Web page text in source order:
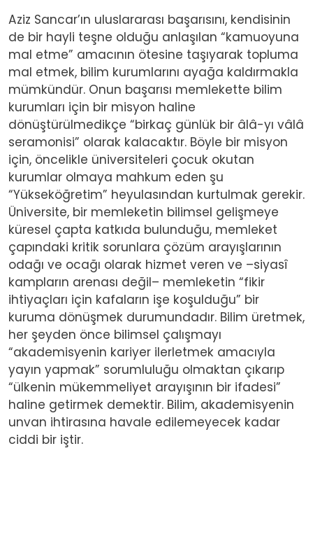
Aziz Sancar’ın uluslararası başarısını, kendisinin
de bir hayli teşne olduğu anlaşılan “kamuoyuna
mal etme” amacının ötesine taşıyarak topluma
mal etmek, bilim kurumlarını ayağa kaldırmakla
mümkündür. Onun başarısı memlekette bilim
kurumları için bir misyon haline
dönüştürülmedikçe “birkaç günlük bir âlâ-yı vâlâ
seramonisi” olarak kalacaktır. Böyle bir misyon
için, öncelikle üniversiteleri çocuk okutan
kurumlar olmaya mahkum eden şu
“Yükseköğretim” heyulasından kurtulmak gerekir.
Üniversite, bir memleketin bilimsel gelişmeye
küresel çapta katkıda bulunduğu, memleket
çapındaki kritik sorunlara çözüm arayışlarının
odağı ve ocağı olarak hizmet veren ve –siyasî
kampların arenası değil– memleketin “fikir
ihtiyaçları için kafaların işe koşulduğu” bir
kuruma dönüşmek durumundadır. Bilim üretmek,
her şeyden önce bilimsel çalışmayı
“akademisyenin kariyer ilerletmek amacıyla
yayın yapmak” sorumluluğu olmaktan çıkarıp
“ülkenin mükemmeliyet arayışının bir ifadesi”
haline getirmek demektir. Bilim, akademisyenin
unvan ihtirasına havale edilemeyecek kadar
ciddi bir iştir.